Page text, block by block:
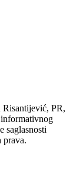
Risantijević, PR,
informativnog
saglasnosti
prava.